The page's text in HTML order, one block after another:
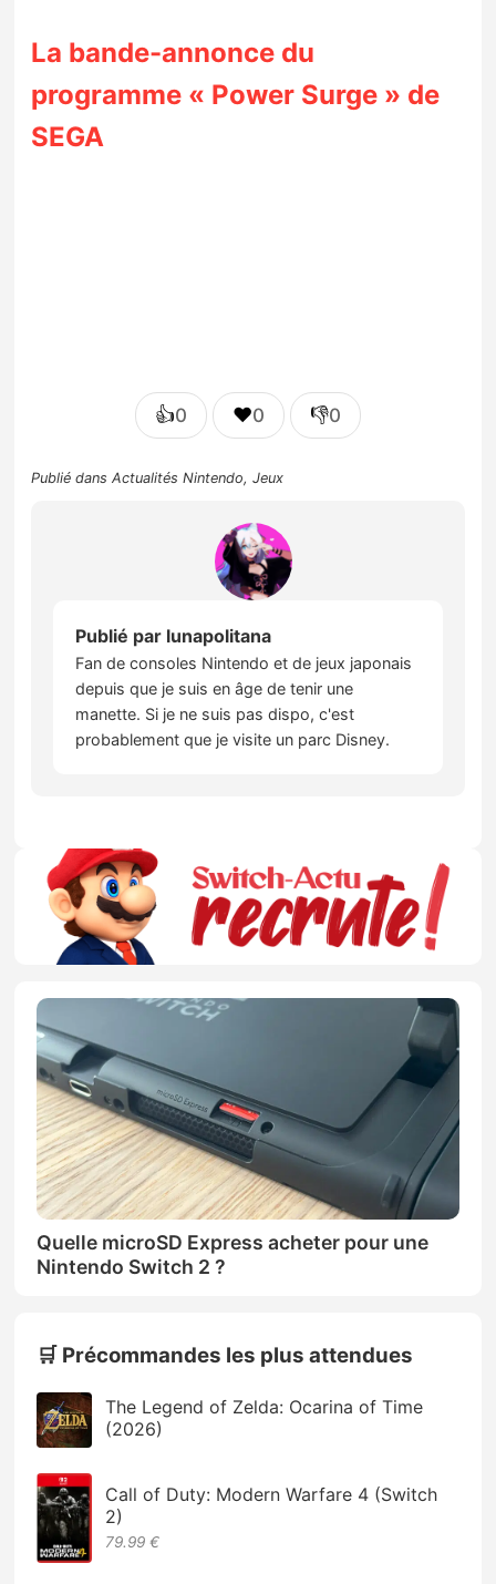
La bande-annonce du
programme « Power Surge » de
SEGA
👍0 ❤️0 👎0
Publié dansActualités Nintendo,Jeux
Publié par lunapolitana
Fan de consoles Nintendo et de jeux japonais
depuis que je suis en âge de tenir une
manette. Si je ne suis pas dispo, c'est
probablement que je visite un parc Disney.
Quelle microSD Express acheter pour une
Nintendo Switch 2 ?
🛒 Précommandes les plus attendues
The Legend of Zelda: Ocarina of Time
(2026)
Call of Duty: Modern Warfare 4 (Switch
2)
79.99 €